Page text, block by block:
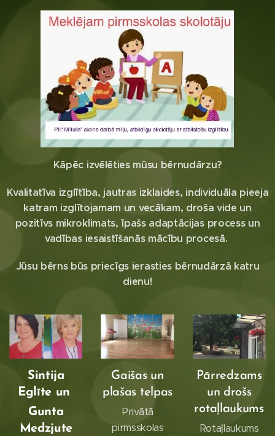
Kāpēc izvēlēties mūsu bērnudārzu?
Kvalitatīva izglītība, jautras izklaides, individuāla pieeja
katram izglītojamam un vecākam, droša vide un
pozitīvs mikroklimats, īpašs adaptācijas process un
vadības iesaistīšanās mācību procesā.
Jūsu bērns būs priecīgs ierasties bērnudārzā katru
dienu!
Sintija
Eglīte un
Gunta
Medzjute
Gaišas un
plašas telpas
Privātā
pirmsskolas
Pārredzams
un drošs
rotaļlaukums
Rotaļlaukums